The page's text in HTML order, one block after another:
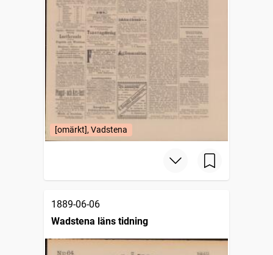
[omärkt], Vadstena
1889-06-06
Wadstena läns tidning